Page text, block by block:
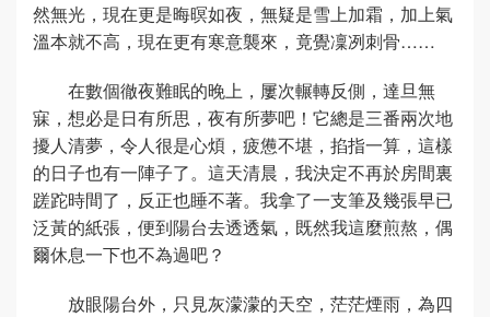
然無光，現在更是晦暝如夜，無疑是雪上加霜，加上氣
溫本就不高，現在更有寒意襲來，竟覺凜冽刺骨……
在數個徹夜難眠的晚上，屢次輾轉反側，達旦無
寐，想必是日有所思，夜有所夢吧！它總是三番兩次地
擾人清夢，令人很是心煩，疲憊不堪，掐指一算，這樣
的日子也有一陣子了。這天清晨，我決定不再於房間裏
蹉跎時間了，反正也睡不著。我拿了一支筆及幾張早已
泛黃的紙張，便到陽台去透透氣，既然我這麼煎熬，偶
爾休息一下也不為過吧？
放眼陽台外，只見灰濛濛的天空，茫茫煙雨，為四